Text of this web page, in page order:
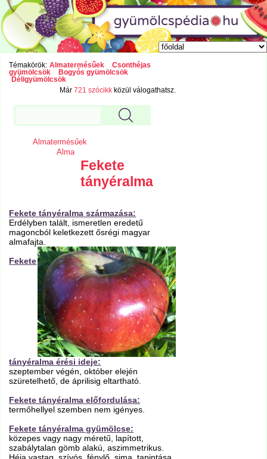
Témakörök: Almatermésűek
Csonthéjas
gyümölcsök
Bogyós gyümölcsök
Déligyümölcsök
Már721 szócikk közül válogathatsz.
Almatermésűek
Alma
Fekete
tányéralma
Fekete tányéralma származása:
Erdélyben talált, ismeretlen eredetű
magoncból keletkezett ősrégi magyar
almafajta.
Fekete
tányéralma érési ideje:
szeptember végén, október elején
szüretelhető, de áprilisig eltartható.
Fekete tányéralma előfordulása:
termőhellyel szemben nem igényes.
Fekete tányéralma gyümölcse:
közepes vagy nagy méretű, lapított,
szabálytalan gömb alakú, aszimmetrikus.